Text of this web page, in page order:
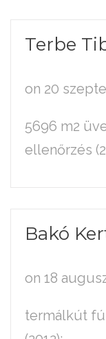
Terbe
on 20
5696 m2
ellenőrzés
Bakó
on 18
termálkút